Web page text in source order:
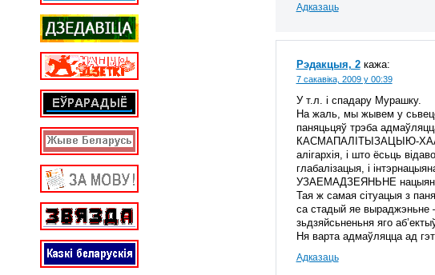
Адказаць
Рэдакцыя, 2 кажа:
7 сакавіка, 2009 у 00:39
У т.л. і спадару Мурашку.
На жаль, мы жывем у
паняцьцяў трэба
КАСМАПАЛІТЫЗАЦЫЮ-
алігархія, і што ёсьць
глабалізацыя, і
УЗАЕМАДЗЕЯНЬНЕ
Тая ж самая сітуацыя з
са стадый яе выраджэньне
зьдзяйсьненьня яго
Ня варта адмаўляцца ад
Адказаць